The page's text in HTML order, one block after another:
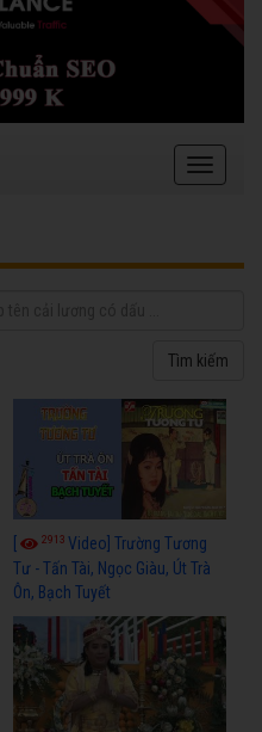
2913 Video] Trường Tương
Tư - Tấn Tài, Ngọc Giàu, Út Trà
Ôn, Bạch Tuyết